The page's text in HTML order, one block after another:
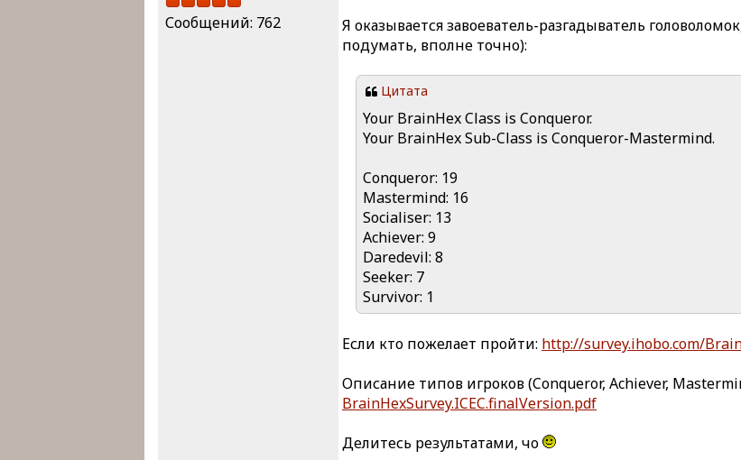
Сообщений: 762
Я оказывается завоеватель-разгадыватель
подумать, вполне точно):
Цитата
Your BrainHex Class is Conqueror.
Your BrainHex Sub-Class is Conqueror-Mastermind.
Conqueror: 19
Mastermind: 16
Socialiser: 13
Achiever: 9
Daredevil: 8
Seeker: 7
Survivor: 1
Если кто пожелает пройти: http://survey.ihobo.com/
Описание типов игроков (Conqueror, Achiever,
BrainHexSurvey.ICEC.finalVersion.pdf
Делитесь результатами, чо